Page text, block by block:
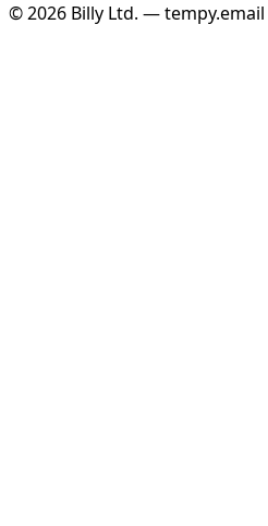
© 2026 Billy Ltd. — tempy.email